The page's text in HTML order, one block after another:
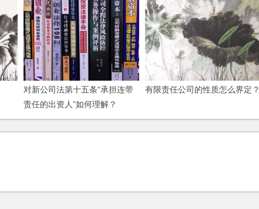
对新公司法第十五条“承担连带
责任的出资人”如何理解？
(2006)
有限责任公司的性质怎么界定？